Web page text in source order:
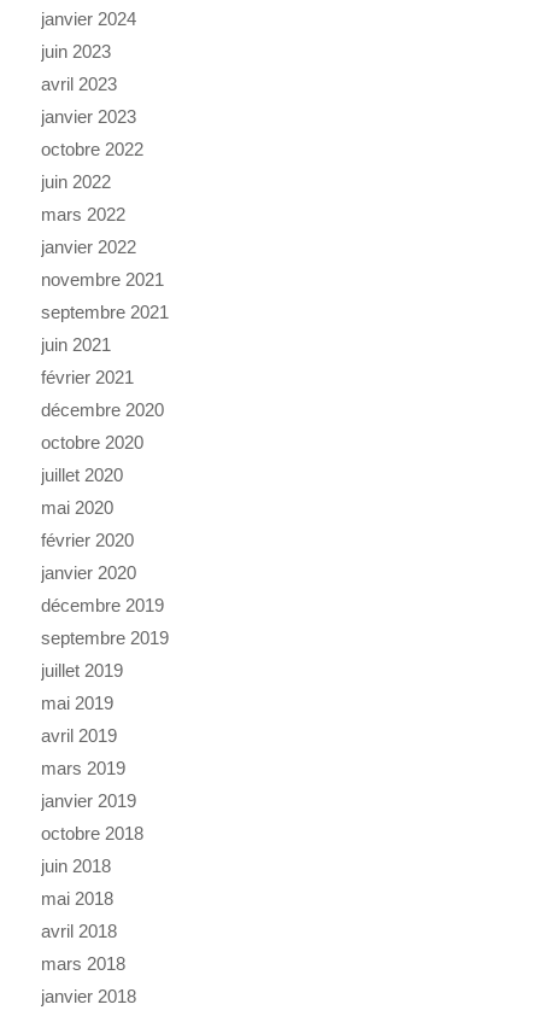
janvier 2024
juin 2023
avril 2023
janvier 2023
octobre 2022
juin 2022
mars 2022
janvier 2022
novembre 2021
septembre 2021
juin 2021
février 2021
décembre 2020
octobre 2020
juillet 2020
mai 2020
février 2020
janvier 2020
décembre 2019
septembre 2019
juillet 2019
mai 2019
avril 2019
mars 2019
janvier 2019
octobre 2018
juin 2018
mai 2018
avril 2018
mars 2018
janvier 2018